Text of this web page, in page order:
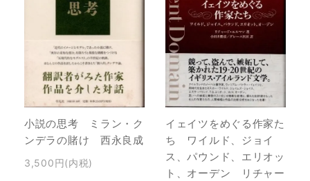
小説の思考 ミラン・ク
ンデラの賭け 西永良成
3,500円(内税)
イェイツをめぐる作家た
ち ワイルド、ジョイ
ス、パウンド、エリオッ
ト、オーデン リチャー